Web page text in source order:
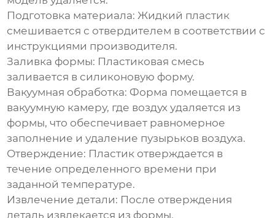
Подготовка материала: Жидкий пластик
смешивается с отвердителем в соответствии с
инструкциями производителя.
Заливка формы: Пластиковая смесь
заливается в силиконовую форму.
Вакуумная обработка: Форма помещается в
вакуумную камеру, где воздух удаляется из
формы, что обеспечивает равномерное
заполнение и удаление пузырьков воздуха.
Отверждение: Пластик отверждается в
течение определенного времени при
заданной температуре.
Извлечение детали: После отверждения
деталь извлекается из формы.